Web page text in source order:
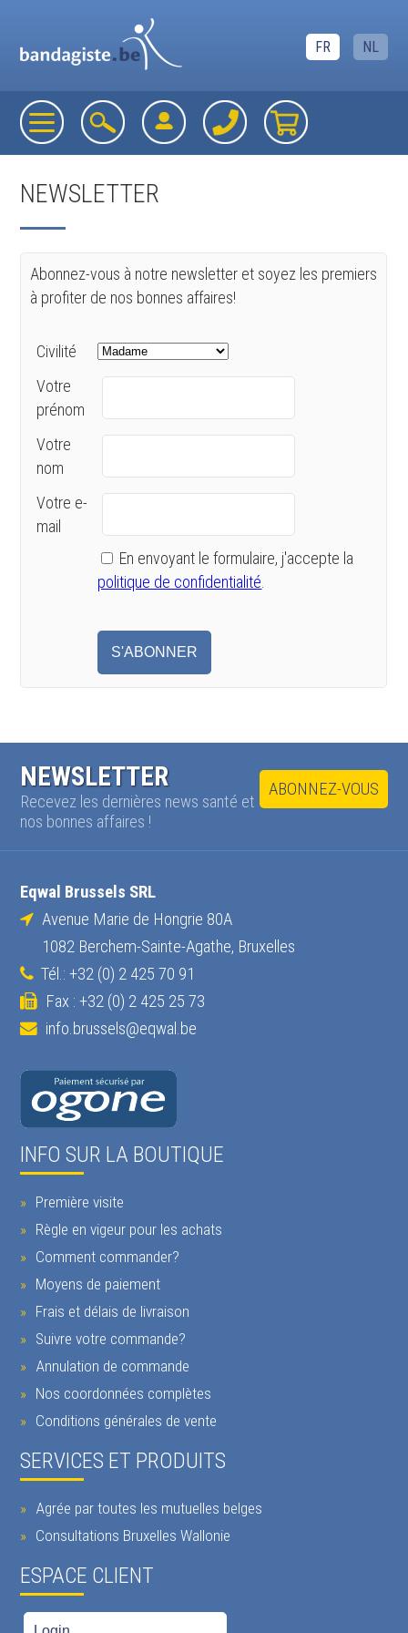
FR NL
NEWSLETTER
Abonnez-vous à notre newsletter et soyez les premiers
à profiter de nos bonnes affaires!
Civilité
Votre
prénom
Votre
nom
Votre e-
mail
En envoyant le formulaire, j'accepte la
politique de confidentialité.
ABONNEZ-VOUS
NEWSLETTER
Recevez les dernières news santé et
nos bonnes affaires !
Eqwal Brussels SRL
Avenue Marie de Hongrie 80A
1082 Berchem-Sainte-Agathe, Bruxelles
Tél.: +32 (0) 2 425 70 91
Fax : +32 (0) 2 425 25 73
info.brussels@eqwal.be
INFO SUR LA BOUTIQUE
Première visite
Règle en vigeur pour les achats
Comment commander?
Moyens de paiement
Frais et délais de livraison
Suivre votre commande?
Annulation de commande
Nos coordonnées complètes
Conditions générales de vente
SERVICES ET PRODUITS
Agrée par toutes les mutuelles belges
Consultations Bruxelles Wallonie
ESPACE CLIENT